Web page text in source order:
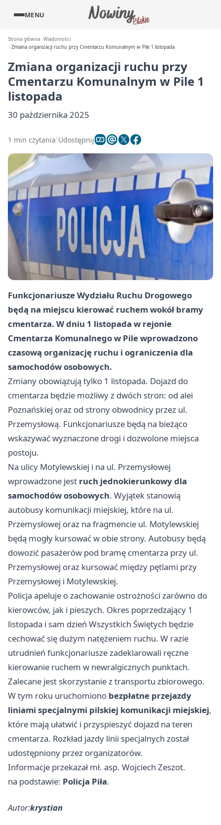
MENU
Strona główna Wiadomości
Zmiana organizacji ruchu przy Cmentarzu Komunalnym w Pile 1 listopada
Zmiana organizacji ruchu przy
Cmentarzu Komunalnym w Pile 1
listopada
30 października 2025
1 min czytania Udostępnij
Funkcjonariusze Wydziału Ruchu Drogowego
będą na miejscu kierować ruchem wokół bramy
cmentarza. W dniu 1 listopada w rejonie
Cmentarza Komunalnego w Pile wprowadzono
czasową organizację ruchu i ograniczenia dla
samochodów osobowych.
Zmiany obowiązują tylko 1 listopada. Dojazd do
cmentarza będzie możliwy z dwóch stron: od alei
Poznańskiej oraz od strony obwodnicy przez ul.
Przemysłową. Funkcjonariusze będą na bieżąco
wskazywać wyznaczone drogi i dozwolone miejsca
postoju.
Na ulicy Motylewskiej i na ul. Przemysłowej
wprowadzone jest ruch jednokierunkowy dla
samochodów osobowych. Wyjątek stanowią
autobusy komunikacji miejskiej, które na ul.
Przemysłowej oraz na fragmencie ul. Motylewskiej
będą mogły kursować w obie strony. Autobusy będą
dowozić pasażerów pod bramę cmentarza przy ul.
Przemysłowej oraz kursować między pętlami przy
Przemysłowej i Motylewskiej.
Policja apeluje o zachowanie ostrożności zarówno do
kierowców, jak i pieszych. Okres poprzedzający 1
listopada i sam dzień Wszystkich Świętych będzie
cechować się dużym natężeniem ruchu. W razie
utrudnień funkcjonariusze zadeklarowali ręczne
kierowanie ruchem w newralgicznych punktach.
Zalecane jest skorzystanie z transportu zbiorowego.
W tym roku uruchomiono bezpłatne przejazdy
liniami specjalnymi pilskiej komunikacji miejskiej,
które mają ułatwić i przyspieszyć dojazd na teren
cmentarza. Rozkład jazdy linii specjalnych został
udostępniony przez organizatorów.
Informacje przekazał mł. asp. Wojciech Zeszot.
na podstawie: Policja Piła.
Autor:krystian